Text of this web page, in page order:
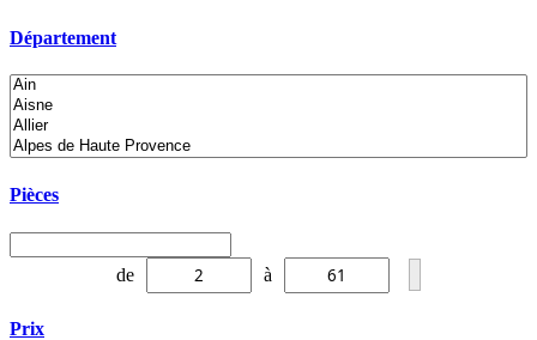
Département
Pièces
de à
Prix